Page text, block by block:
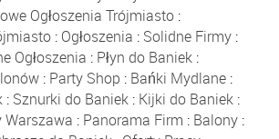
Ogłoszenia Trójmiasto :
: Ogłoszenia : Solidne Firmy :
Ogłoszenia : Płyn do Baniek:
: Party Shop : Bańki Mydlane :
: Sznurki do Baniek : Kijki do Baniek :
Warszawa : Panorama Firm : Balony :